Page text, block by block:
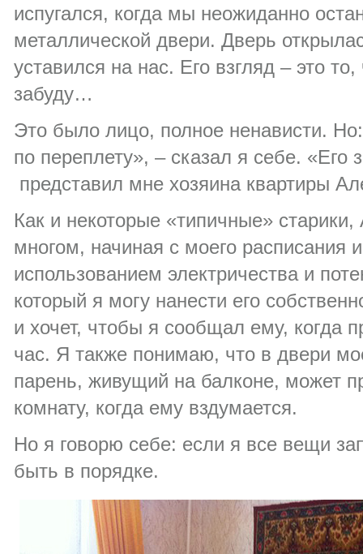
испугался, когда мы неожиданно
металлической двери. Дверь
уставился на нас. Его взгляд – это то,
забуду…
Это было лицо, полное ненависти.
по переплету», – сказал я себе. «Его
представил мне хозяина квартиры
Как и некоторые «типичные»
многом, начиная с моего расписания
использованием электричества и
который я могу нанести его
и хочет, чтобы я сообщал ему, когда
час. Я также понимаю, что в двери
парень, живущий на балконе, может
комнату, когда ему вздумается.
Но я говорю себе: если я все вещи
быть в порядке.